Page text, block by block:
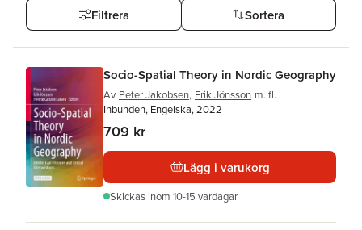
Filtrera Sortera
Socio-Spatial Theory in Nordic Geography
Av Peter Jakobsen, Erik Jönsson m. fl.
Inbunden, Engelska, 2022
709 kr
Lägg i varukorg
Skickas inom 10-15 vardagar